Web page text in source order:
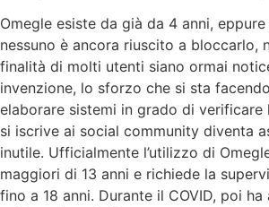
Omegle esiste da già da 4 anni,
nessuno è ancora riuscito a bloccarlo,
finalità di molti utenti siano ormai
invenzione, lo sforzo che si sta
elaborare sistemi in grado di verificare
si iscrive ai social community diventa
inutile. Ufficialmente l’utilizzo di
maggiori di 13 anni e richiede la
fino a 18 anni. Durante il COVID, poi